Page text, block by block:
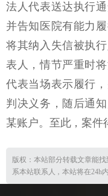
法人代表送达执行
并告知医院有能力
将其纳入失信被执
表人，情节严重时
代表当场表示履行
判决义务，随后通
某账户。至此，案件
版权：本站部分转载文章能
系本站联系人，本站将在24h内